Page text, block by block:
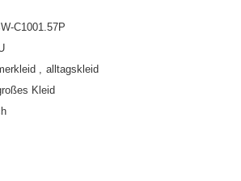
C1001.57P
alltagskleid
Kleid